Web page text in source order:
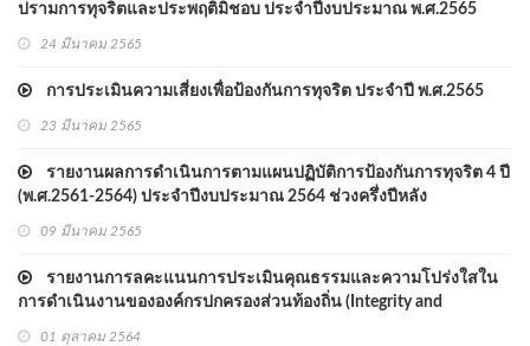
ปรามการทุจริตและประพฤติมิชอบ ประจำปีงบประมาณ พ.ศ.2565
(รอบ 6 เดือน)
24 มีนาคม 2565
การประเมินความเสี่ยงเพื่อป้องกันการทุจริต ประจำปี พ.ศ.2565
23 มีนาคม 2565
รายงานผลการดำเนินการตามแผนปฏิบัติการป้องกันการทุจริต 4 ปี
(พ.ศ.2561-2564) ประจำปีงบประมาณ 2564 ช่วงครึ่งปีหลัง
09 มีนาคม 2565
รายงานการลคะแนนการประเมินคุณธรรมและความโปร่งใสใน
การดำเนินงานขององค์กรปกครองส่วนท้องถิ่น (Integrity and
01 ตุลาคม 2564